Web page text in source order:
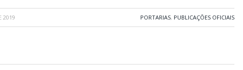
2019 PORTARIAS, PUBLICAÇÕES OFICIAIS